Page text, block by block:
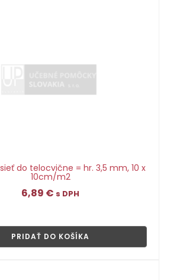
do telocvične = hr. 3,5 mm, 10 x
10cm/m2
6,89 € s DPH
PRIDAŤ DO KOŠÍKA